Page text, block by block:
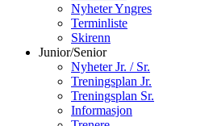
Nyheter Yngres
Terminliste
Skirenn
Junior/Senior
Nyheter Jr. / Sr.
Treningsplan Jr.
Treningsplan Sr.
Informasjon